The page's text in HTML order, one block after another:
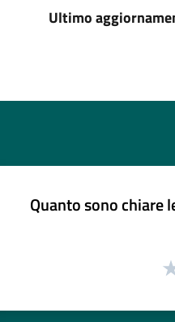
Ultimo
Quanto sono chiare